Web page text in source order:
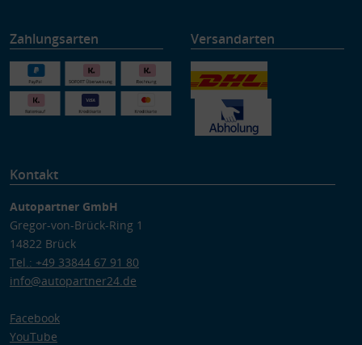
Zahlungsarten Versandarten
Kontakt
Autopartner GmbH
Gregor-von-Brück-Ring 1
14822 Brück
Tel.: +49 33844 67 91 80
info@autopartner24.de
Facebook
YouTube